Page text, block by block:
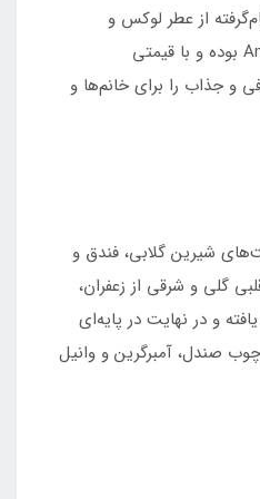
از عطر لوکس و
پرطرفدار Amouage Guidance بوده و با قیمتی
و جذاب را برای خانم‌ها و
شیرین گلابی، فندق و
گلی و شرقی از زعفران،
و در نهایت در پایه‌ای
صندل، آمبرگرین و وانیل